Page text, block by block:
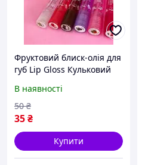
Фруктовий блиск-олія для
губ Lip Gloss Кульковий
В наявності
35₴
50 ₴
Купити